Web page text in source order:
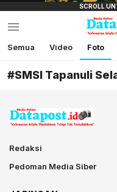
Semua Video Foto
#SMSI Tapanuli
Redaksi
Pedoman Media Siber